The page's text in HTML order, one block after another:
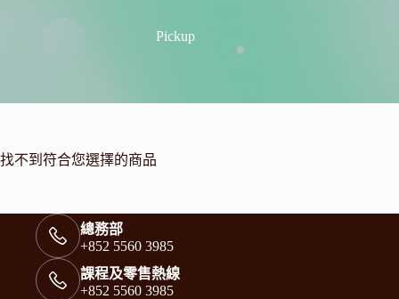
Pickup
找不到符合您選擇的商品
總務部
+852 5560 3985
課程及零售熱線
+852 5560 3985